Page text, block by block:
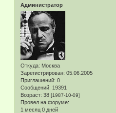
Администратор
Откуда: Москва
Зарегистрирован: 05.06.2005
Приглашений: 0
Сообщений: 19391
Возраст: 38 [1987-10-09]
Провел на форуме:
1 месяц 0 дней